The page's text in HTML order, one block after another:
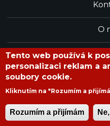
O
Copyright ©
Tento web používá k
personalizaci reklam a
soubory cookie.
Kliknutím na "Rozumím a
Rozumím a přijímám